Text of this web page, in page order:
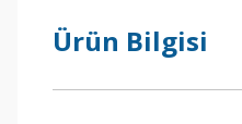
Ürün Bilgisi